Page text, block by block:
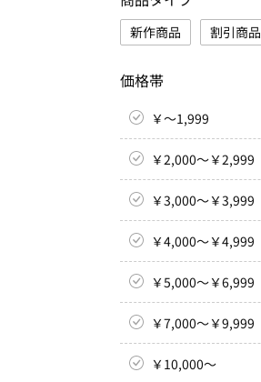
新作商品 割引商品
価格帯
￥～1,999
￥2,000～￥2,999
￥3,000～￥3,999
￥4,000～￥4,999
￥5,000～￥6,999
￥7,000～￥9,999
￥10,000～